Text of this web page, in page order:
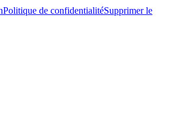
Politique de confidentialitéSupprimer le